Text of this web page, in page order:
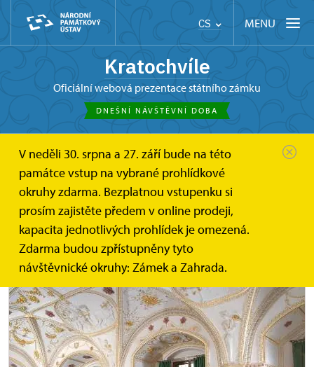
CS MENU
Kratochvíle
oficiální webová prezentace státního zámku
DNEŠNÍ NÁVŠTĚVNÍ DOBA
V neděli 30. srpna a 27. září bude na této
památce vstup na vybrané prohlídkové
okruhy zdarma. Bezplatnou vstupenku si
prosím zajistěte předem v online prodeji,
kapacita jednotlivých prohlídek je omezená.
Zdarma budou zpřístupněny tyto
návštěvnické okruhy: Zámek a Zahrada.
Kratochvíle
Informace pro návštěvníky
Prohlídkové okruhy
Prohlídkové okruhy